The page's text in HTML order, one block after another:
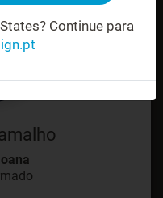
Continue para